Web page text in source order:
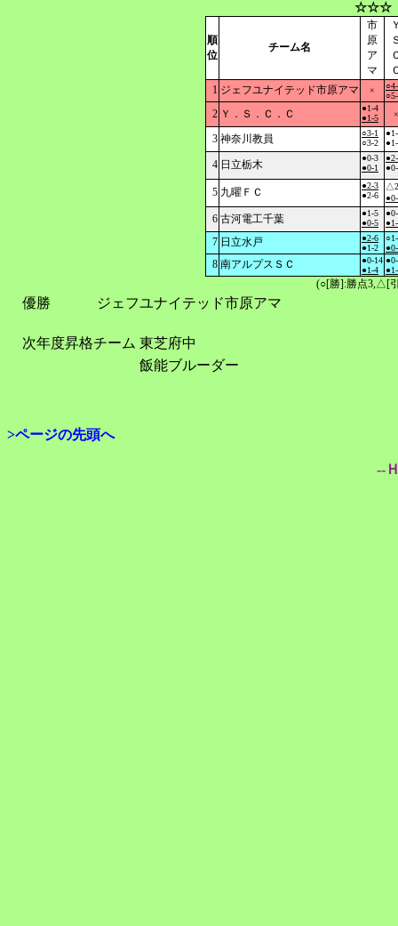
☆☆☆
順
位
チーム名
市
原
ア
マ
1 ジェフユナイテッド市原アマ ×
2 Ｙ．Ｓ．Ｃ．Ｃ
●1-4
●1-5
×
3 神奈川教員
○3-1
○3-2
4 日立栃木
●0-3
●0-1
5 九曜ＦＣ
●2-3
●2-6
6 古河電工千葉
●1-5
●0-5
7 日立水戸
●2-6
●1-2
8 南アルプスＳＣ
●0-14
●1-4
(○[勝]:勝点3,△[
優勝 ジェフユナイテッド市原アマ
次年度昇格チーム 東芝府中
飯能ブルーダー
>ページの先頭へ
--